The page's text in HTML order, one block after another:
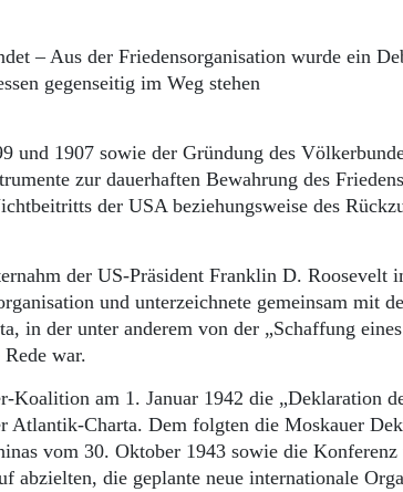
Gesellschaft
Leben
Pommern
Berlin-Brandenburg
Schlesien
– Aus der Friedensorganisation wurde ein
gegenseitig im Weg stehen
und 1907 sowie der Gründung des
zur dauerhaften Bewahrung des
der USA beziehungsweise des
der US-Präsident Franklin D. Roosevelt
und unterzeichnete gemeinsam mit
in der unter anderem von der „Schaffung eines
war.
am 1. Januar 1942 die „Deklaration
Atlantik-Charta. Dem folgten die Moskauer
vom 30. Oktober 1943 sowie die Konferenz
abzielten, die geplante neue internationale